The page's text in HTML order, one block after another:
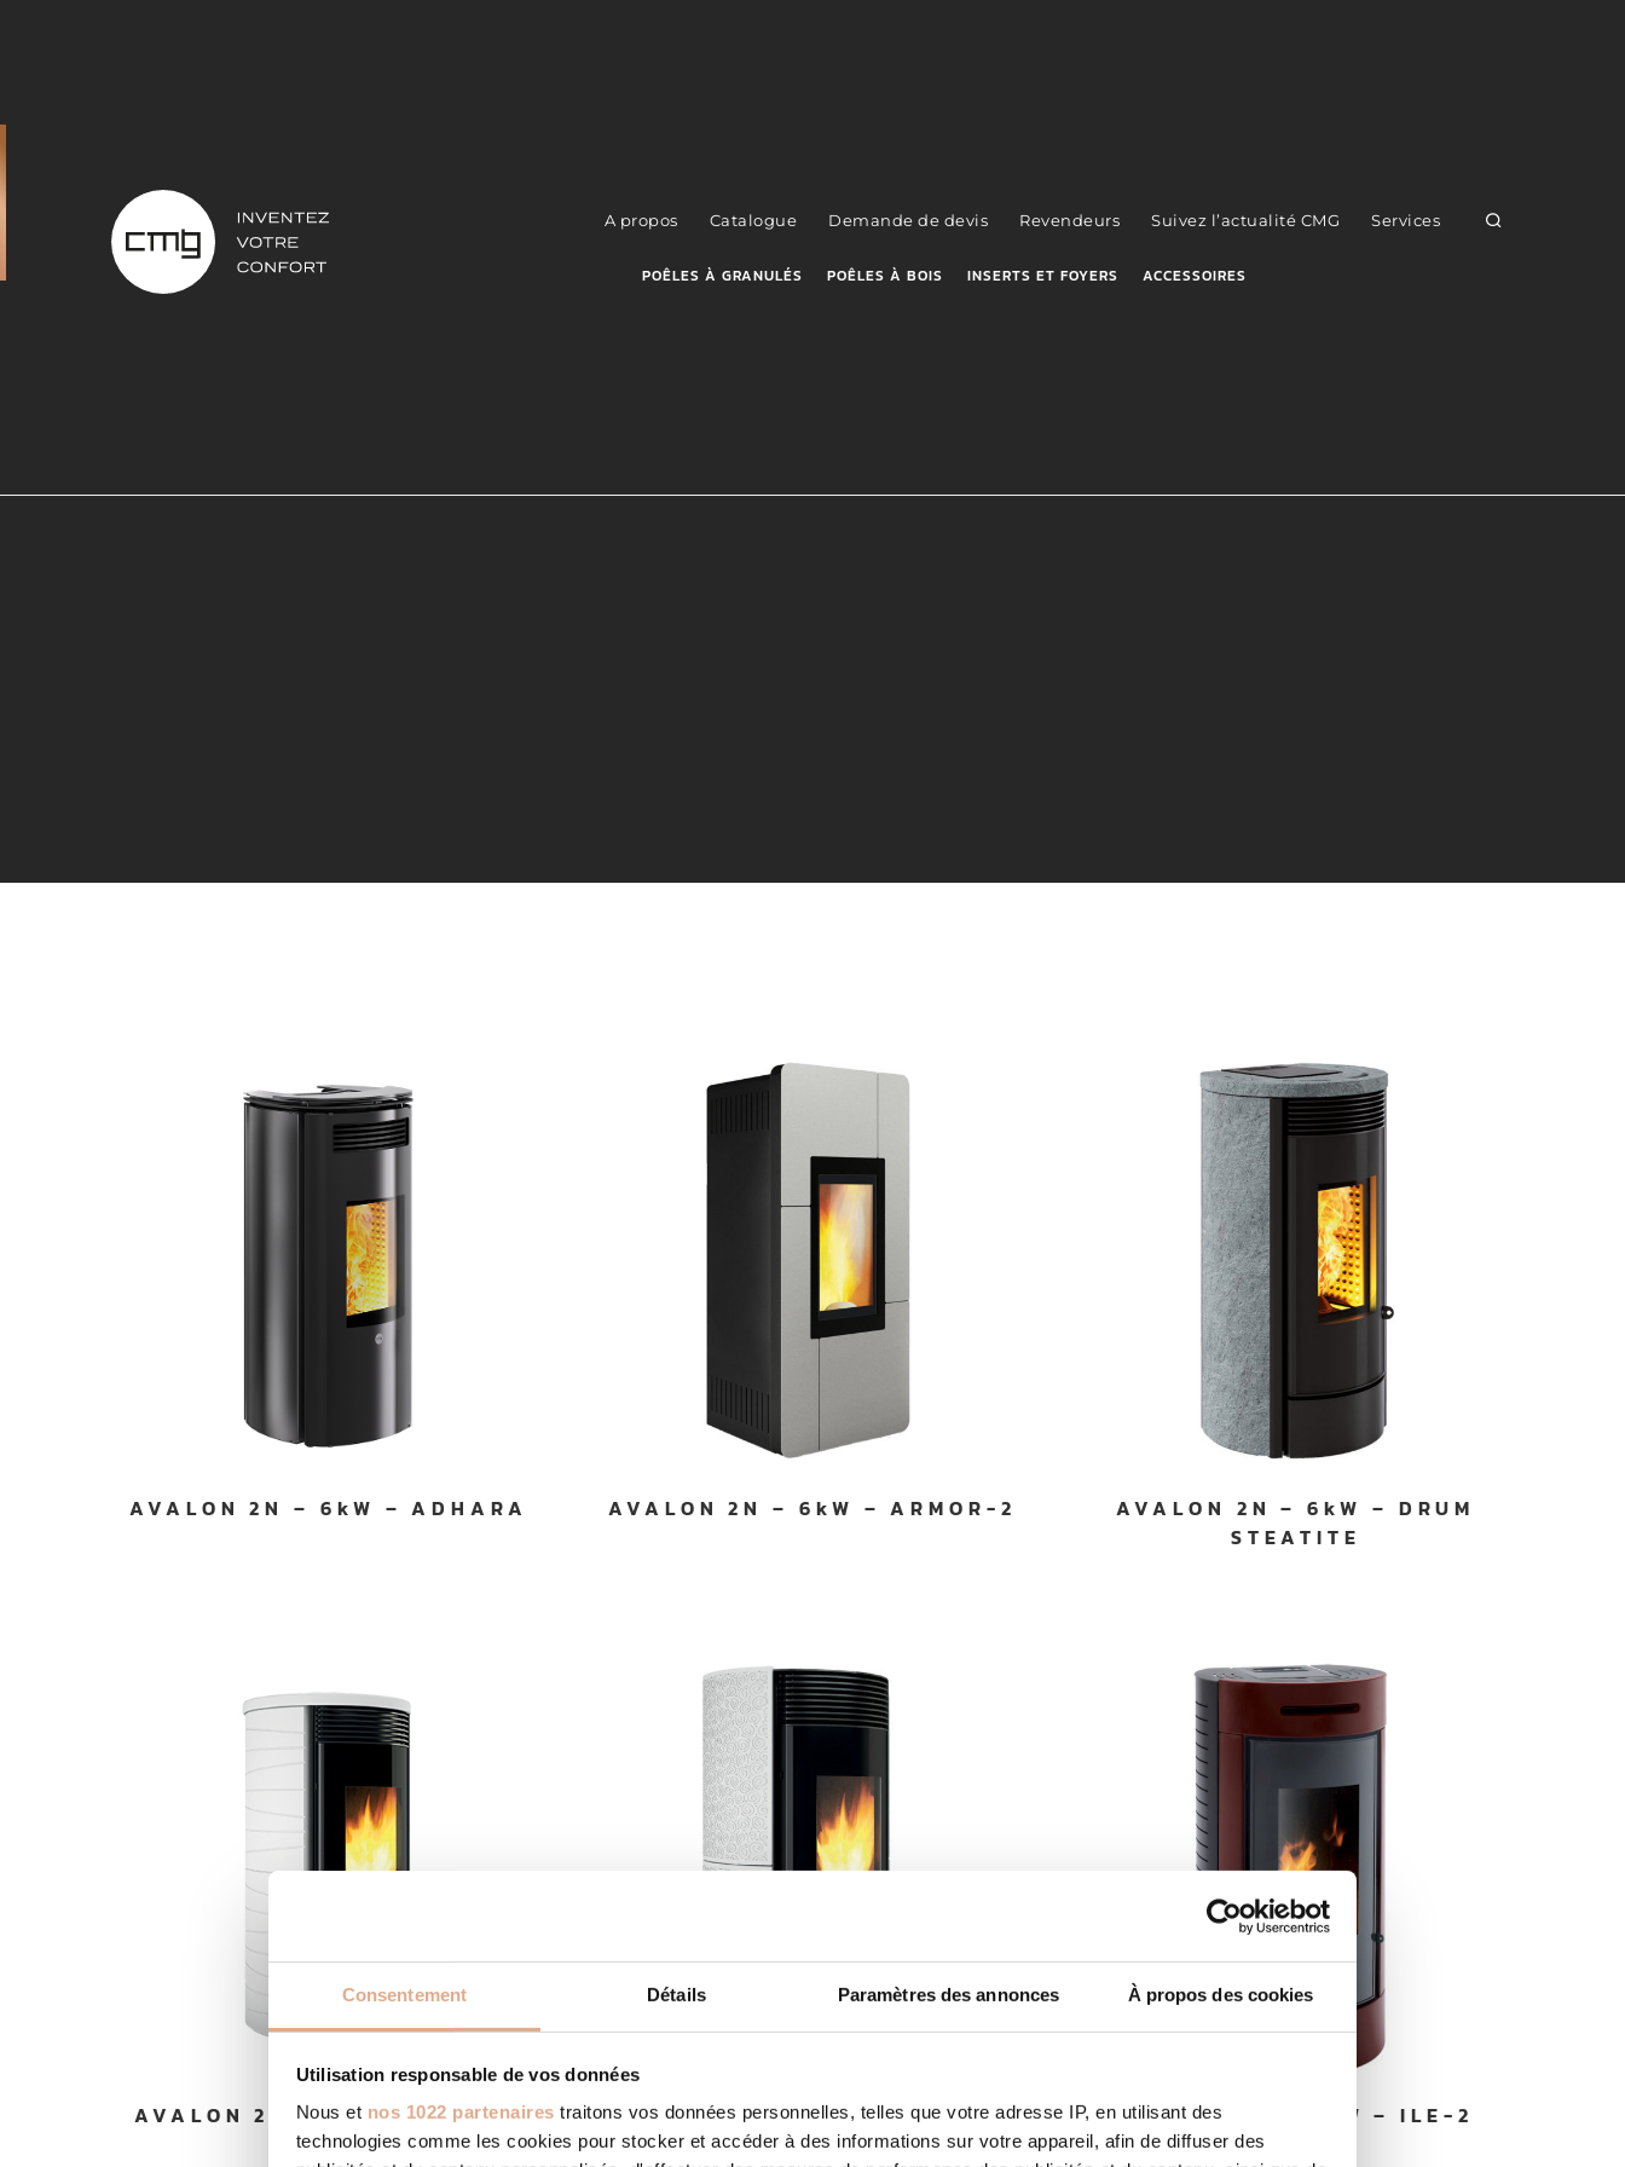
Consentement Détails Paramètres des annonces À propos des cookies
Utilisation responsable de vos données
Nous et nos 1022 partenaires traitons vos données personnelles, telles que votre adresse IP, en utilisant des
technologies comme les cookies pour stocker et accéder à des informations sur votre appareil, afin de diffuser des
A propos Catalogue Demande de devis Revendeurs Suivez l’actualité CMG Services
POÊLES À GRANULÉS POÊLES À BOIS INSERTS ET FOYERS ACCESSOIRES
AVALON 2N – 6kW – ADHARA AVALON 2N – 6kW – ARMOR-2
AVALON 2N – 6kW – DRUM
STEATITE
AVALON 2N – 6kW – DRUM-2 AVALON 2N – 6kW – HAN-2 AVALON 2N – 6kW – ILE-2